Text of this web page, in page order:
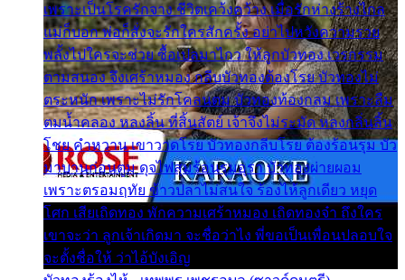
เพราะเป็นโรครักจาง ชีวิตเคว้งคว้าง เมื่อรักห่างร้างไกล
แม่ก็บอก พ่อก็สั่งจะรักใครสักครั้ง อย่าไปหวังความรวย
พลั้งไปใครจะช่วย ซื้อเปลมาไกว ให้ลูกบัวทอง เวรกรรม
ตามสนอง จึงเศร้าหมอง กลีบบัวทองต้องโรย บัวทองไม่
ตระหนัก เพราะไม่รักโคลนตม บัวทองท้องกลม เพราะลืม
ตมน้ำคลอง หลงลิ้น ที่สิ้นสัตย์ เจ้าจึงไม่ระมัด หลงกลิ่นลิ้น
โชย คำหวาน เขาวาดโรย บัวทองกลีบโรย ต้องร้อนรุม บัว
มาบานก่อนตูม ดุจไฟสุมร้อนรุมอุรา บัวทองผ่ายผอม
เพราะตรอมฤทัย ข้าวปลาไม่สนใจ ร้องไห้ลูกเดียว หยุด
โศก เสียเถิดทอง พักความเศร้าหมอง เถิดทองจ๋า ถึงใคร
เขาจะว่า ลูกเจ้าเกิดมา จะชื่อว่าไง พี่ขอเป็นเพื่อนปลอบใจ
จะตั้งชื่อให้ ว่าไอ้บังเอิญ